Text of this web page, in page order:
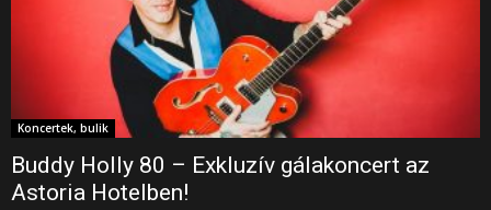
Koncertek, bulik
Buddy Holly 80 – Exkluzív gálakoncert az
Astoria Hotelben!